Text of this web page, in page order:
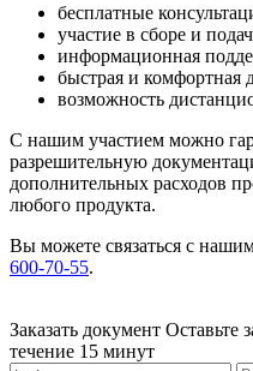
бесплатные
участие в сборе и
информационная
быстрая и комфортная
возможность
С нашим участием можно
разрешительную
дополнительных расходов
любого продукта.
Вы можете связаться с
600-70-55.
Заказать документ Оставьте
течение 15 минут